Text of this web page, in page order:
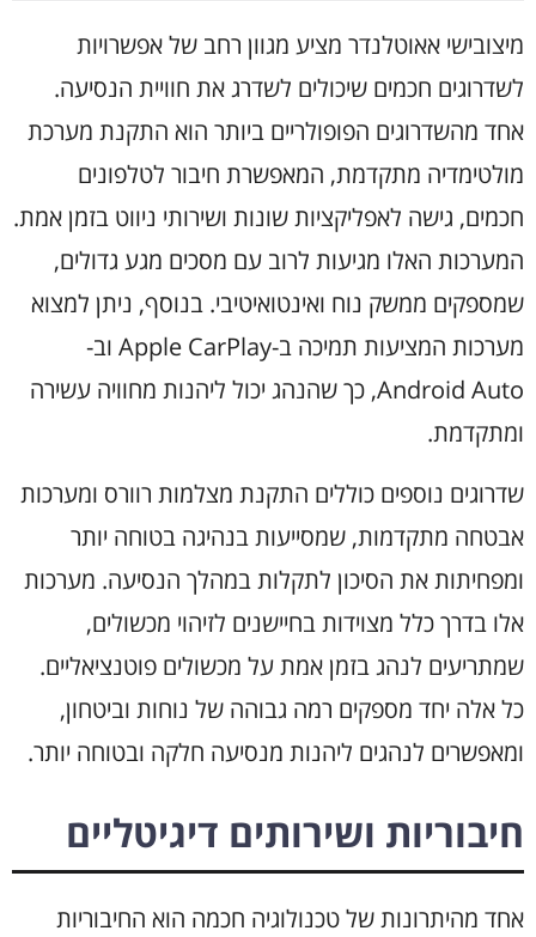
מיצובישי אאוטלנדר מציע מגוון רחב של אפשרויות
לשדרוגים חכמים שיכולים לשדרג את חוויית הנסיעה.
אחד מהשדרוגים הפופולריים ביותר הוא התקנת מערכת
מולטימדיה מתקדמת, המאפשרת חיבור לטלפונים
חכמים, גישה לאפליקציות שונות ושירותי ניווט בזמן אמת.
המערכות האלו מגיעות לרוב עם מסכים מגע גדולים,
שמספקים ממשק נוח ואינטואיטיבי. בנוסף, ניתן למצוא
מערכות המציעות תמיכה ב-Apple CarPlay וב-
Android Auto, כך שהנהג יכול ליהנות מחוויה עשירה
ומתקדמת.
שדרוגים נוספים כוללים התקנת מצלמות רוורס ומערכות
אבטחה מתקדמות, שמסייעות בנהיגה בטוחה יותר
ומפחיתות את הסיכון לתקלות במהלך הנסיעה. מערכות
אלו בדרך כלל מצוידות בחיישנים לזיהוי מכשולים,
שמתריעים לנהג בזמן אמת על מכשולים פוטנציאליים.
כל אלה יחד מספקים רמה גבוהה של נוחות וביטחון,
ומאפשרים לנהגים ליהנות מנסיעה חלקה ובטוחה יותר.
חיבוריות ושירותים דיגיטליים
אחד מהיתרונות של טכנולוגיה חכמה הוא החיבוריות